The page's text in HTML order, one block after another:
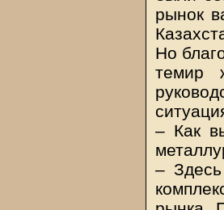
рынок
Но
темир
– Как
– Здесь